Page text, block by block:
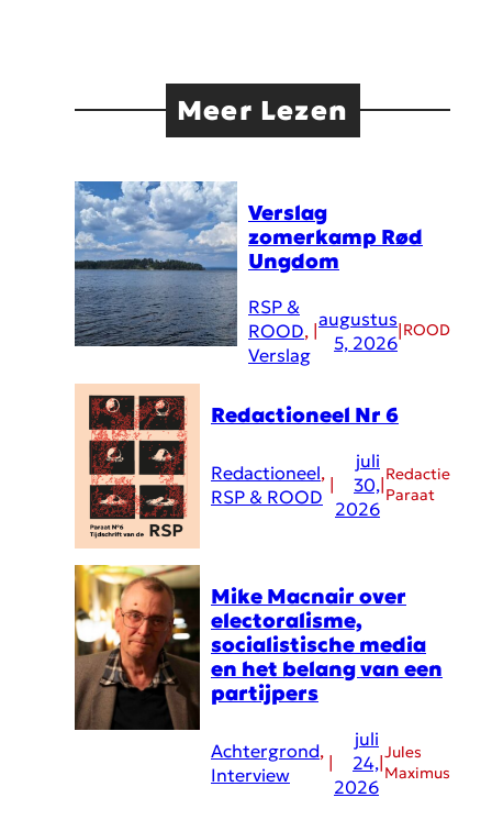
Meer Lezen
Verslag
zomerkamp Rød
Ungdom
RSP &
ROOD
Verslag
|
augustus
5, 2026
|ROOD
Redactioneel Nr 6
Redactioneel
RSP & ROOD
juli
30,
2026
Redactie
Paraat
Mike Macnair over
electoralisme,
socialistische media
en het belang van een
partijpers
Achtergrond
Interview
juli
24,
2026
Jules
Maximus